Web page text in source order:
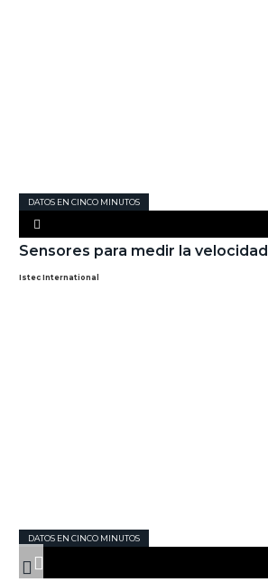
DATOS EN CINCO MINUTOS
Sensores para medir la velocidad
Istec International
DATOS EN CINCO MINUTOS